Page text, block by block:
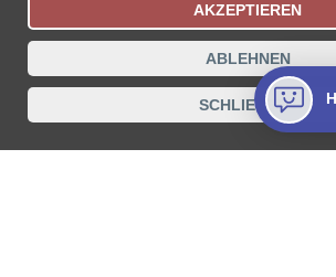
Bestellungsstatus Ämtersuche
Datenschutz Impressum
Kontakt
AKZEPTIEREN
ABLEHNEN
SCHLIESSEN